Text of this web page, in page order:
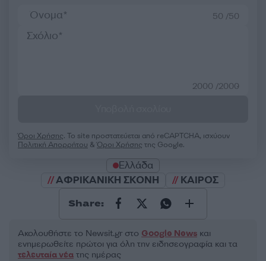
50 /50
2000 /2000
Όροι Χρήσης. Το site προστατεύεται από reCAPTCHA, ισχύουν
Πολιτική Απορρήτου &Όροι Χρήσης της Google.
Ελλάδα
ΑΦΡΙΚΑΝΙΚΗ ΣΚΟΝΗ
ΚΑΙΡΟΣ
Share:
Ακολουθήστε το Νewsit.gr στο Google News και
ενημερωθείτε πρώτοι για όλη την ειδησεογραφία και τα
τελευταία νέα της ημέρας